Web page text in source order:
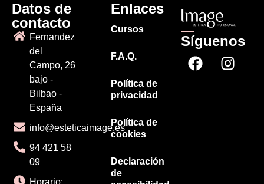
Datos de
contacto
Fernandez
del
Campo, 26
bajo -
Bilbao -
España
info@esteticaimage.es
94 421 58
09
Enlaces
Cursos
F.A.Q.
Política de
privacidad
Política de
cookies
Declaración
de
Síguenos